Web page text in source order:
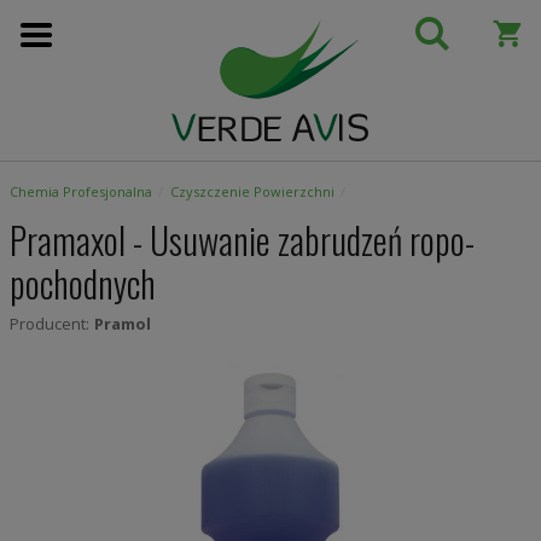
Przejdź
do
Chemia Profesjonalna Czyszczenie Powierzchni
Pramaxol - Usuwanie zabrudzeń ropo-
pochodnych
Producent: Pramol